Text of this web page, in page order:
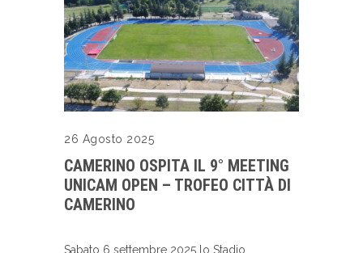
26 Agosto 2025
CAMERINO OSPITA IL 9° MEETING
UNICAM OPEN – TROFEO CITTÀ DI
CAMERINO
Sabato 6 settembre 2025 lo Stadio